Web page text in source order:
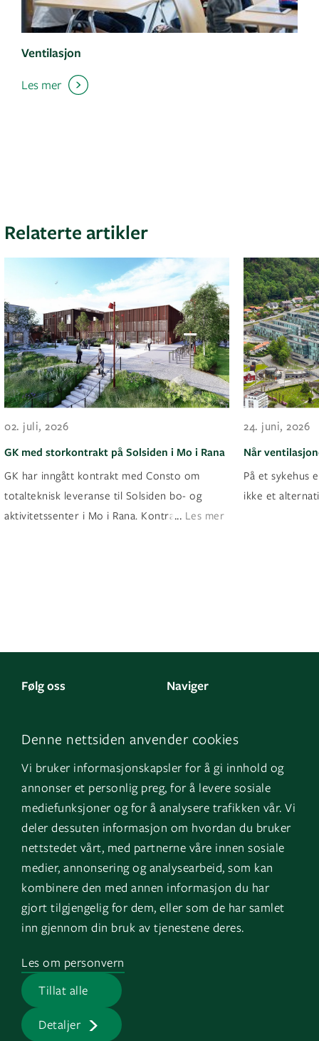
Denne nettsiden anvender cookies
Vi bruker informasjonskapsler for å gi innhold og
annonser et personlig preg, for å levere sosiale
mediefunksjoner og for å analysere trafikken vår. Vi
deler dessuten informasjon om hvordan du bruker
nettstedet vårt, med partnerne våre innen sosiale
medier, annonsering og analysearbeid, som kan
kombinere den med annen informasjon du har
gjort tilgjengelig for dem, eller som de har samlet
inn gjennom din bruk av tjenestene deres.
Tillat alle
Detaljer
Les om personvern
Ventilasjon
Les mer
Relaterte artikler
02. juli, 2026
GK med storkontrakt på Solsiden i Mo i Rana
GK har inngått kontrakt med Consto om
totalteknisk leveranse til Solsiden bo- og
aktivitetssenter i Mo i Rana. Kontrakten ha
... Les mer
24. juni, 2026
Når
På et sykehus
ikke et
Følg oss
Facebook
Instagram
YouTube
Naviger
Om oss
GK Sverige
GK Danmark
Snarveier
Fakturainformasjon
HMS
Jobb i GK
Presserom
Logg inn
Mine bygg